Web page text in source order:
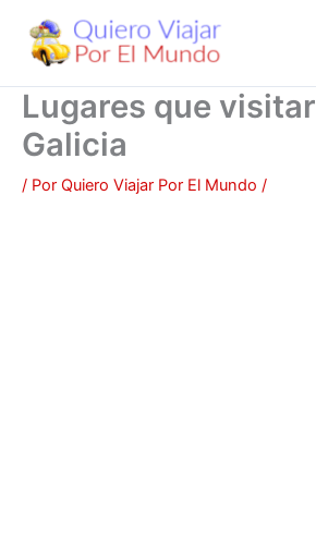
contenido
Lugares que
Galicia
/ Por Quiero Viajar Por El Mundo /